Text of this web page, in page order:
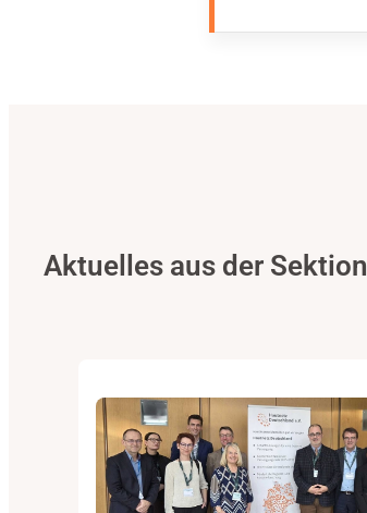
Aktuelles aus der Sektion